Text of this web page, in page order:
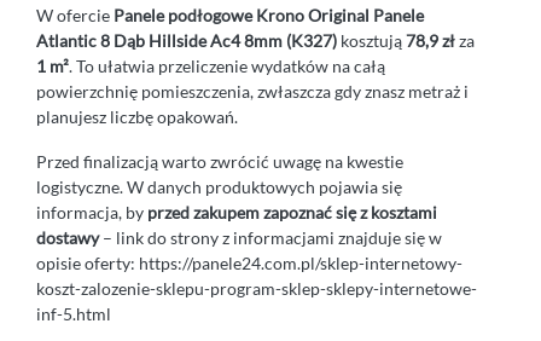
W ofercie Panele podłogowe Krono Original Panele
Atlantic 8 Dąb Hillside Ac4 8mm (K327) kosztują78,9 złza
1 m². To ułatwia przeliczenie wydatków na całą
powierzchnię pomieszczenia, zwłaszcza gdy znasz metraż i
planujesz liczbę opakowań.
Przed finalizacją warto zwrócić uwagę na kwestie
logistyczne. W danych produktowych pojawia się
informacja, by przed zakupem zapoznać się z kosztami
dostawy– link do strony z informacjami znajduje się w
opisie oferty: https://panele24.com.pl/sklep-internetowy-
koszt-zalozenie-sklepu-program-sklep-sklepy-internetowe-
inf-5.html